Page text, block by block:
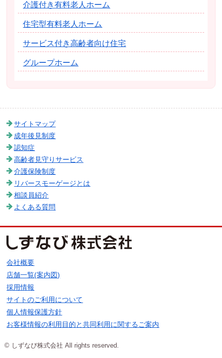
介護付き有料老人ホーム
住宅型有料老人ホーム
サービス付き高齢者向け住宅
グループホーム
サイトマップ
成年後見制度
認知症
高齢者見守りサービス
介護保険制度
リバースモーゲージとは
相談員紹介
よくある質問
会社概要
店舗一覧(案内図)
採用情報
サイトのご利用について
個人情報保護方針
お客様情報の利用目的と共同利用に関するご案内
© しずなび株式会社 All rights reserved.